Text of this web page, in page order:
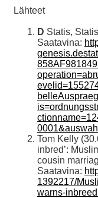
Lähteet
D Statis,
Saatavina:
Tom Kelly
inbred’:
cousin
Saatavina:
1392217/
warns-